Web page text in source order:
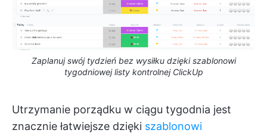
Zaplanuj swój tydzień bez wysiłku dzięki szablonowi
tygodniowej listy kontrolnej ClickUp
Utrzymanie porządku w ciągu tygodnia jest
znacznie łatwiejsze dzięki szablonowi